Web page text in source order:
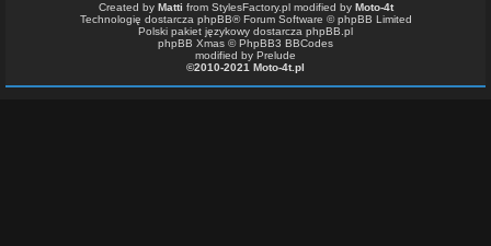
Created by Matti from StylesFactory.plmodified by Moto-4t
Technologię dostarcza phpBB® Forum Software © phpBB Limited
Polski pakiet językowy dostarcza phpBB.pl
phpBB Xmas ©PhpBB3 BBCodes
modified by Prelude
©2010-2021 Moto-4t.pl